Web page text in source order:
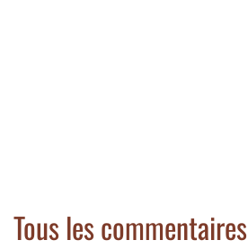
Tous les commentaires